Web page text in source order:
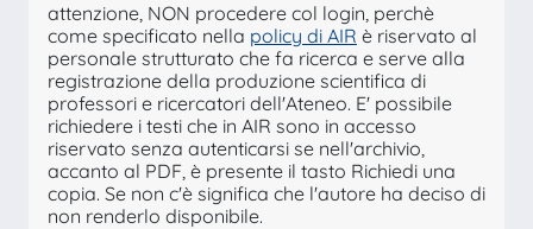
attenzione, NON procedere col login, perchè
come specificato nella policy di AIR è riservato al
personale strutturato che fa ricerca e serve alla
registrazione della produzione scientifica di
professori e ricercatori dell'Ateneo. E' possibile
richiedere i testi che in AIR sono in accesso
riservato senza autenticarsi se nell'archivio,
accanto al PDF, è presente il tasto Richiedi una
copia. Se non c'è significa che l'autore ha deciso di
non renderlo disponibile.